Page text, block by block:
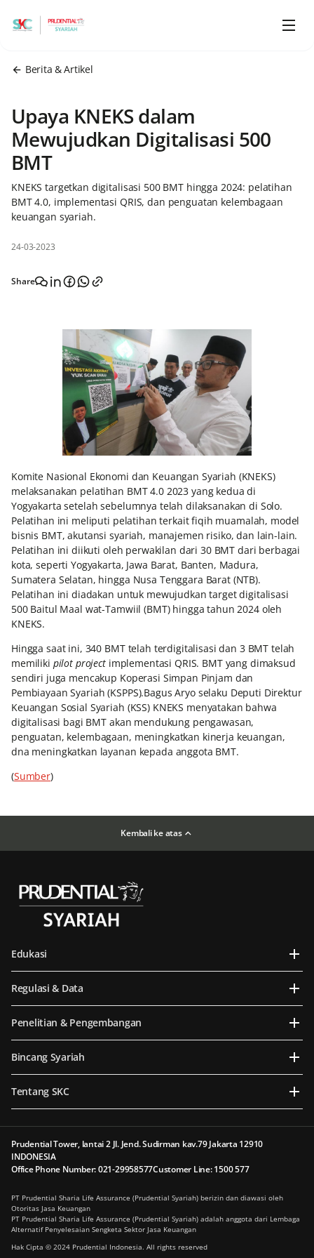
Berita & Artikel
Upaya KNEKS dalam
Mewujudkan Digitalisasi 500
BMT
KNEKS targetkan digitalisasi 500 BMT hingga 2024: pelatihan
BMT 4.0, implementasi QRIS, dan penguatan kelembagaan
keuangan syariah.
24-03-2023
Share
Komite Nasional Ekonomi dan Keuangan Syariah (KNEKS)
melaksanakan pelatihan BMT 4.0 2023 yang kedua di
Yogyakarta setelah sebelumnya telah dilaksanakan di Solo.
Pelatihan ini meliputi pelatihan terkait fiqih muamalah, model
bisnis BMT, akutansi syariah, manajemen risiko, dan lain-lain.
Pelatihan ini diikuti oleh perwakilan dari 30 BMT dari berbagai
kota, seperti Yogyakarta, Jawa Barat, Banten, Madura,
Sumatera Selatan, hingga Nusa Tenggara Barat (NTB).
Pelatihan ini diadakan untuk mewujudkan target digitalisasi
500 Baitul Maal wat-Tamwiil (BMT) hingga tahun 2024 oleh
KNEKS.
Hingga saat ini, 340 BMT telah terdigitalisasi dan 3 BMT telah
memiliki pilot projectimplementasi QRIS. BMT yang dimaksud
sendiri juga mencakup Koperasi Simpan Pinjam dan
Pembiayaan Syariah (KSPPS).Bagus Aryo selaku Deputi Direktur
Keuangan Sosial Syariah (KSS) KNEKS menyatakan bahwa
digitalisasi bagi BMT akan mendukung pengawasan,
penguatan, kelembagaan, meningkatkan kinerja keuangan,
dna meningkatkan layanan kepada anggota BMT.
(Sumber)
Kembali ke atas
Edukasi
Regulasi & Data
Penelitian & Pengembangan
Bincang Syariah
Tentang SKC
Prudential Tower, lantai 2 Jl. Jend. Sudirman kav.79 Jakarta 12910
INDONESIA
Office Phone Number: 021-29958577Customer Line: 1500 577
PT Prudential Sharia Life Assurance (Prudential Syariah) berizin dan diawasi oleh
Otoritas Jasa Keuangan
PT Prudential Sharia Life Assurance (Prudential Syariah) adalah anggota dari Lembaga
Alternatif Penyelesaian Sengketa Sektor Jasa Keuangan
Hak Cipta © 2024 Prudential Indonesia. All rights reserved